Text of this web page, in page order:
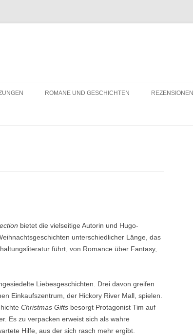
ROMANE UND GESCHICHTEN REZENSIONEN
bietet die vielseitige Autorin und Hugo-
unterschiedlicher Länge, das
führt, von Romance über Fantasy,
Liebesgeschichten. Drei davon greifen
Einkaufszentrum, der Hickory River Mall, spielen.
Christmas Gifts besorgt Protagonist Tim auf
Es zu verpacken erweist sich als wahre
Hilfe, aus der sich rasch mehr ergibt.